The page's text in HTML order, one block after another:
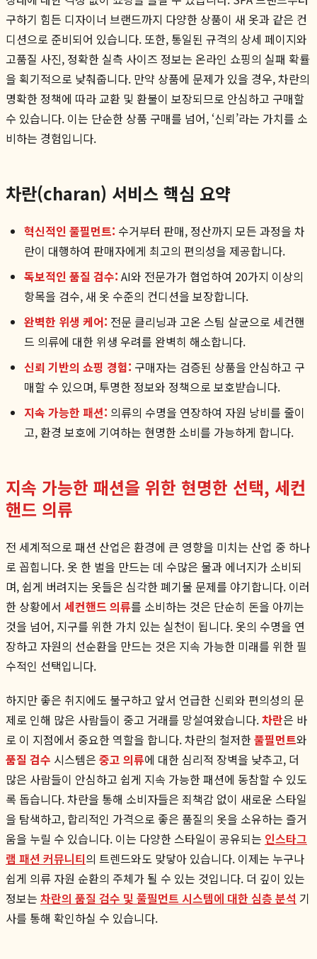
구하기 힘든 디자이너 브랜드까지 다양한 상품이 새 옷과 같은 컨
디션으로 준비되어 있습니다. 또한, 통일된 규격의 상세 페이지와
고품질 사진, 정확한 실측 사이즈 정보는 온라인 쇼핑의 실패 확률
을 획기적으로 낮춰줍니다. 만약 상품에 문제가 있을 경우, 차란의
명확한 정책에 따라 교환 및 환불이 보장되므로 안심하고 구매할
수 있습니다. 이는 단순한 상품 구매를 넘어, ‘신뢰’라는 가치를 소
비하는 경험입니다.
차란(charan) 서비스 핵심 요약
혁신적인 풀필먼트: 수거부터 판매, 정산까지 모든 과정을 차
란이 대행하여 판매자에게 최고의 편의성을 제공합니다.
독보적인 품질 검수: AI와 전문가가 협업하여 20가지 이상의
항목을 검수, 새 옷 수준의 컨디션을 보장합니다.
완벽한 위생 케어: 전문 클리닝과 고온 스팀 살균으로 세컨핸
드 의류에 대한 위생 우려를 완벽히 해소합니다.
신뢰 기반의 쇼핑 경험: 구매자는 검증된 상품을 안심하고 구
매할 수 있으며, 투명한 정보와 정책으로 보호받습니다.
지속 가능한 패션: 의류의 수명을 연장하여 자원 낭비를 줄이
고, 환경 보호에 기여하는 현명한 소비를 가능하게 합니다.
지속 가능한 패션을 위한 현명한 선택, 세컨
핸드 의류
전 세계적으로 패션 산업은 환경에 큰 영향을 미치는 산업 중 하나
로 꼽힙니다. 옷 한 벌을 만드는 데 수많은 물과 에너지가 소비되
며, 쉽게 버려지는 옷들은 심각한 폐기물 문제를 야기합니다. 이러
한 상황에서 세컨핸드 의류를 소비하는 것은 단순히 돈을 아끼는
것을 넘어, 지구를 위한 가치 있는 실천이 됩니다. 옷의 수명을 연
장하고 자원의 선순환을 만드는 것은 지속 가능한 미래를 위한 필
수적인 선택입니다.
하지만 좋은 취지에도 불구하고 앞서 언급한 신뢰와 편의성의 문
제로 인해 많은 사람들이 중고 거래를 망설여왔습니다.차란은 바
로 이 지점에서 중요한 역할을 합니다. 차란의 철저한풀필먼트와
품질 검수 시스템은 중고 의류에 대한 심리적 장벽을 낮추고, 더
많은 사람들이 안심하고 쉽게 지속 가능한 패션에 동참할 수 있도
록 돕습니다. 차란을 통해 소비자들은 죄책감 없이 새로운 스타일
을 탐색하고, 합리적인 가격으로 좋은 품질의 옷을 소유하는 즐거
움을 누릴 수 있습니다. 이는 다양한 스타일이 공유되는 인스타그
램 패션 커뮤니티의 트렌드와도 맞닿아 있습니다. 이제는 누구나
쉽게 의류 자원 순환의 주체가 될 수 있는 것입니다. 더 깊이 있는
정보는 차란의 품질 검수 및 풀필먼트 시스템에 대한 심층 분석 기
사를 통해 확인하실 수 있습니다.